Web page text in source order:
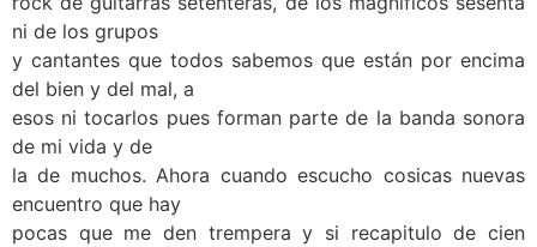
ni de los grupos
y cantantes que todos sabemos que están por encima
del bien y del mal, a
esos ni tocarlos pues forman parte de la banda sonora
de mi vida y de
la de muchos. Ahora cuando escucho cosicas nuevas
encuentro que hay
pocas que me den trempera y si recapitulo de cien